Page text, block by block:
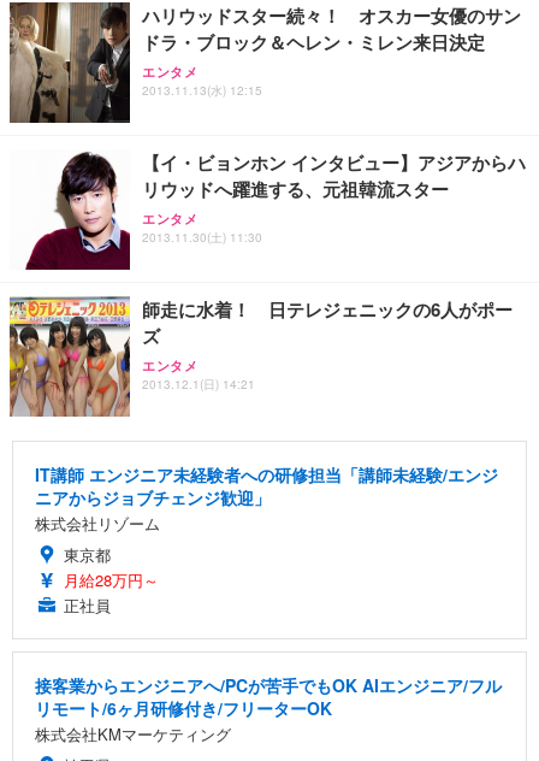
務用 おしゃれ パソコンチェア (ブラック)
Sezlife オフィスチェア デスクチェア 疲れない テレ
ワーク チェア 強化バックレスト 30度ロッキング機
能 人間工学 椅子 腰サポート 90度跳ね上げ式アーム
務用 おしゃれ パソコンチェア (ホワイト)
ANDWINT オフィスチェア デスクチェア 肘なし メ
ッシュ 通気性 ランバーサポート付き 腰サポート ガ
ス圧無段階昇降 360度回転 キャスター付き コンパク
【整備済み品】Dell E2724HS 27インチ 液晶モニタ
ー フルHD（1920×1080）VA 非光沢 HDMI/DisplayP
ort/VGA スピーカー内蔵 高さ調整 スイベル VESA対
【MiniLED/24.5inch/280Hz/FHD】GRAPHT THE S
HOOTER Gaming Monitor 24” Essential ゲーミン
グモニター QD 24.5インチ 1ms FHD 量子ドット 残
Smart Basic(スマートベーシック) 【Amazon.co.jp
限定】 Smart Basic アイリスオーヤマ ペットシーツ
超厚型 お徳用 ワイド 100枚入 (x 1) (ケース販売)
アイリスオーヤマ ペットシーツ 超厚型 お徳用 レギ
ュラー 200枚入【Amazon.co.jp限定】
ハリウッドスター続々！ オスカー女優のサン
ドラ・ブロック＆ヘレン・ミレン来日決定
エンタメ
2013.11.13(水) 12:15
【イ・ビョンホン インタビュー】アジアからハ
リウッドへ躍進する、元祖韓流スター
エンタメ
2013.11.30(土) 11:30
師走に水着！ 日テレジェニックの6人がポー
ズ
エンタメ
2013.12.1(日) 14:21
IT講師 エンジニア未経験者への研修担当「講師未経験/エンジ
ニアからジョブチェンジ歓迎」
株式会社リゾーム
東京都
月給28万円～
正社員
接客業からエンジニアへ/PCが苦手でもOK AIエンジニア/フル
リモート/6ヶ月研修付き/フリーターOK
株式会社KMマーケティング